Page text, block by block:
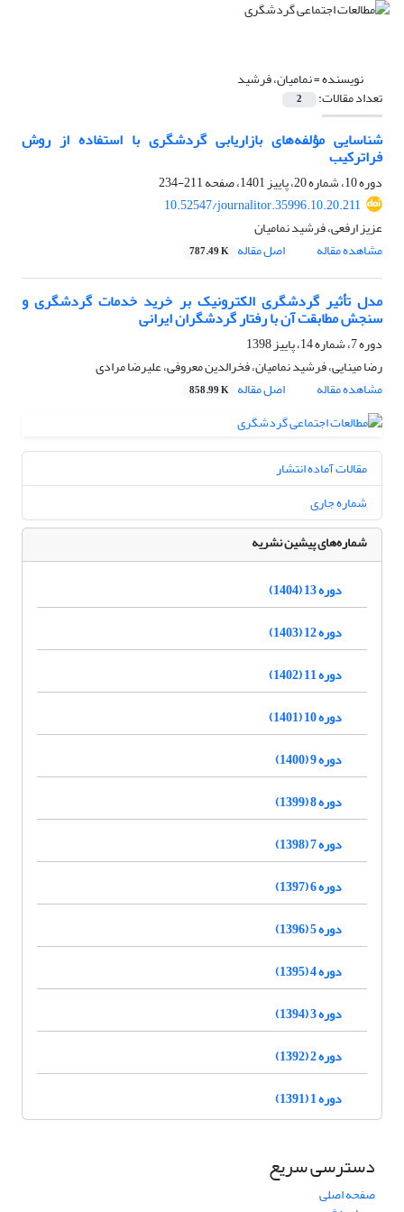
نویسنده =نمامیان، فرشید
تعداد مقالات: 2
شناسایی مؤلفه‌های بازاریابی گردشگری با استفاده از روش
فراترکیب
دوره 10، شماره 20، پاییز 1401، صفحه
211-234
10.52547/journalitor.35996.10.20.211
عزیز ارفعی، فرشید نمامیان
مشاهده مقاله
اصل مقاله 787.49 K
مدل تأثیر گردشگری الکترونیک بر خرید خدمات گردشگری و
سنجش مطابقت آن با رفتار گردشگران ایرانی
دوره 7، شماره 14، پاییز 1398
رضا مینایی، فرشید نمامیان، فخرالدین معروفی، علیرضا مرادی
مشاهده مقاله
اصل مقاله 858.99 K
مقالات آماده انتشار
شماره جاری
شماره‌های پیشین نشریه
دوره 13 (1404)
دوره 12 (1403)
دوره 11 (1402)
دوره 10 (1401)
دوره 9 (1400)
دوره 8 (1399)
دوره 7 (1398)
دوره 6 (1397)
دوره 5 (1396)
دوره 4 (1395)
دوره 3 (1394)
دوره 2 (1392)
دوره 1 (1391)
دسترسی سریع
صفحه اصلی